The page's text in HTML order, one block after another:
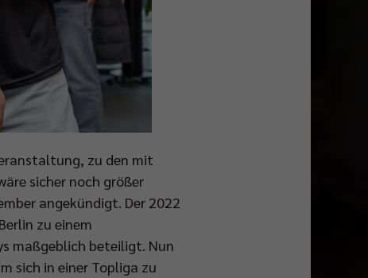
zu den mit
sicher noch größer
angekündigt. Der 2022
zu einem
maßgeblich beteiligt. Nun
sich in einer Topliga zu